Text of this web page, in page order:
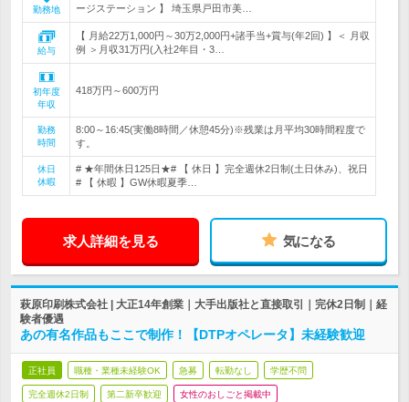
勤務地
ージステーション 】 埼玉県戸田市美…
給与
【 月給22万1,000円～30万2,000円+諸手当+賞与(年2回) 】＜ 月収
例 ＞月収31万円(入社2年目・3…
初年度
年収
418万円～600万円
勤務
時間
8:00～16:45(実働8時間／休憩45分)※残業は月平均30時間程度で
す。
休日
休暇
# ★年間休日125日★# 【 休日 】完全週休2日制(土日休み)、祝日
# 【 休暇 】GW休暇夏季…
求人詳細を見る 気になる
萩原印刷株式会社 | 大正14年創業｜大手出版社と直接取引｜完休2日制｜経
験者優遇
あの有名作品もここで制作！【DTPオペレータ】未経験歓迎
正社員 職種・業種未経験OK 急募 転勤なし 学歴不問
完全週休2日制 第二新卒歓迎 女性のおしごと掲載中